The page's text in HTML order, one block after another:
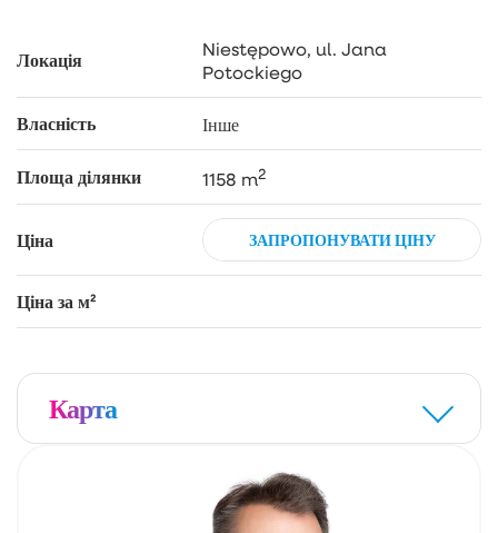
Локація
Niestępowo, ul. Jana
Potockiego
Власність Інше
Площа ділянки 1158 m2
Ціна ЗАПРОПОНУВАТИ ЦІНУ
Ціна за м²
Карта